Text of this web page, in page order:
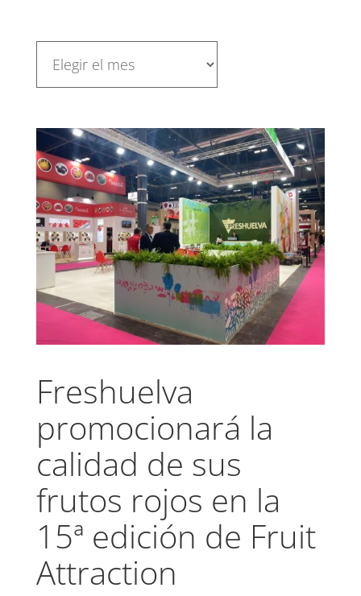
Freshuelva
promocionará la
calidad de sus
frutos rojos en la
15ª edición de Fruit
Attraction